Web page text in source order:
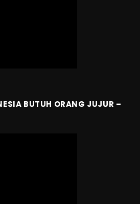
BUTUH ORANG JUJUR –